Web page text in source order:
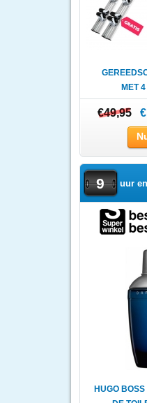
MET
€49,95
€49,95
9 uur en
HUGO